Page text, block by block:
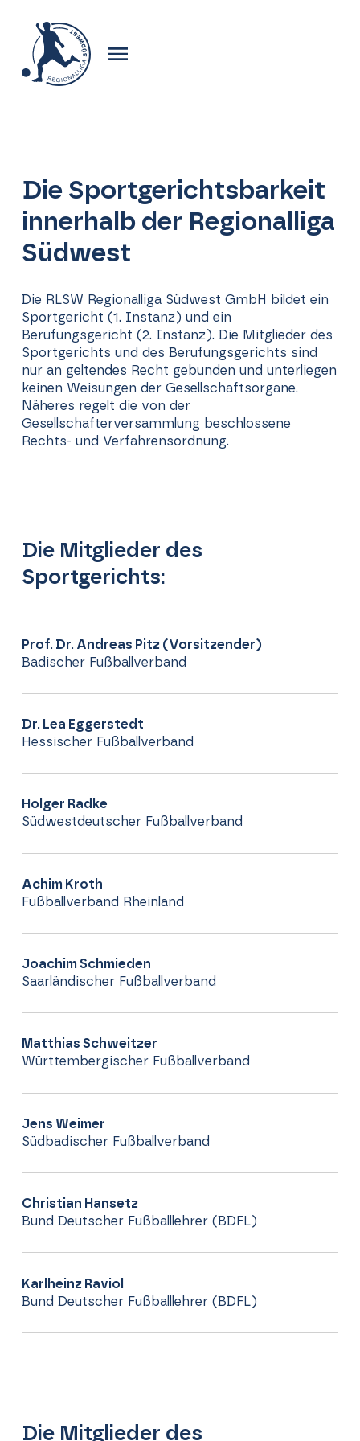
Die Sportgerichtsbarkeit
innerhalb der Regionalliga
Südwest
Die RLSW Regionalliga Südwest GmbH bildet ein
Sportgericht (1. Instanz) und ein
Berufungsgericht (2. Instanz). Die Mitglieder des
Sportgerichts und des Berufungsgerichts sind
nur an geltendes Recht gebunden und unterliegen
keinen Weisungen der Gesellschaftsorgane.
Näheres regelt die von der
Gesellschafterversammlung beschlossene
Rechts- und Verfahrensordnung.
Die Mitglieder des
Sportgerichts:
Prof. Dr. Andreas Pitz (Vorsitzender)
Badischer Fußballverband
Dr. Lea Eggerstedt
Hessischer Fußballverband
Holger Radke
Südwestdeutscher Fußballverband
Achim Kroth
Fußballverband Rheinland
Joachim Schmieden
Saarländischer Fußballverband
Matthias Schweitzer
Württembergischer Fußballverband
Jens Weimer
Südbadischer Fußballverband
Christian Hansetz
Bund Deutscher Fußballlehrer (BDFL)
Karlheinz Raviol
Bund Deutscher Fußballlehrer (BDFL)
Die Mitglieder des